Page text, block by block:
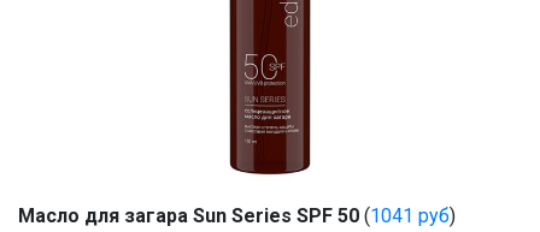
Масло для загара Sun Series SPF 50 (1041 руб)